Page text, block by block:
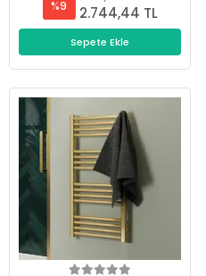
%9 2.744,44 TL
Sepete Ekle